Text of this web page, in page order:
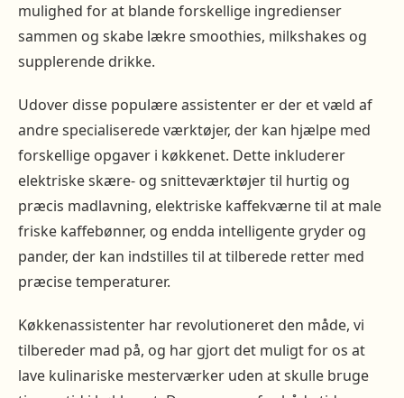
mulighed for at blande forskellige ingredienser
sammen og skabe lækre smoothies, milkshakes og
supplerende drikke.
Udover disse populære assistenter er der et væld af
andre specialiserede værktøjer, der kan hjælpe med
forskellige opgaver i køkkenet. Dette inkluderer
elektriske skære- og snitteværktøjer til hurtig og
præcis madlavning, elektriske kaffekværne til at male
friske kaffebønner, og endda intelligente gryder og
pander, der kan indstilles til at tilberede retter med
præcise temperaturer.
Køkkenassistenter har revolutioneret den måde, vi
tilbereder mad på, og har gjort det muligt for os at
lave kulinariske mesterværker uden at skulle bruge